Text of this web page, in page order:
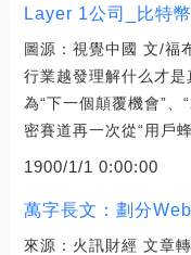
Layer 1公司_比特幣
圖源：視覺中國 文/福
行業越發理解什么才
為“下一個顛覆機會”、
密賽道再一次從“用戶蜂.
1900/1/1 0:00:00
萬字長文：劃分
來源：火訊財經 文章